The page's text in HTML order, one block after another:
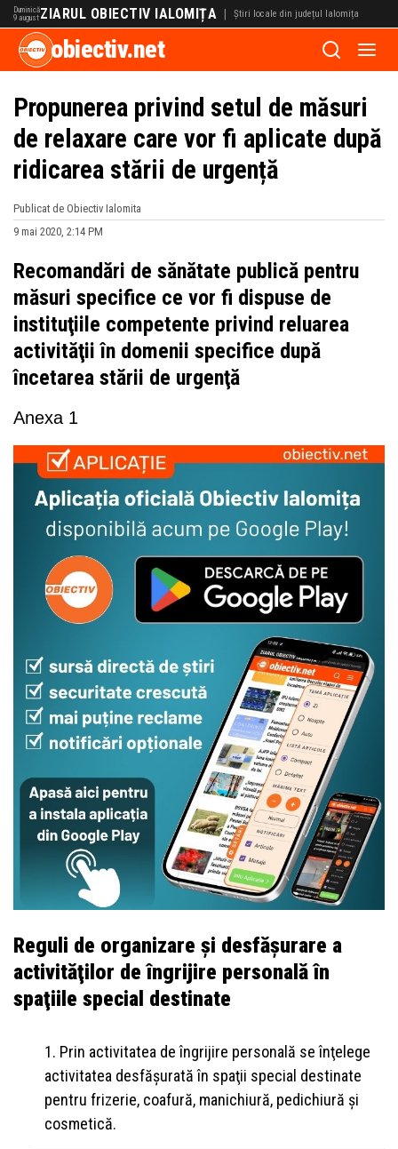
Duminică
9 august ZIARUL OBIECTIV IALOMIȚA | Știri locale din județul Ialomița
obiectiv.net
Propunerea privind setul de măsuri
de relaxare care vor fi aplicate după
ridicarea stării de urgență
Publicat de Obiectiv Ialomita
9 mai 2020, 2:14 PM
Recomandări de sănătate publică pentru
măsuri specifice ce vor fi dispuse de
instituţiile competente privind reluarea
activităţii în domenii specifice după
încetarea stării de urgenţă
Anexa 1
Reguli de organizare şi desfăşurare a
activităţilor de îngrijire personală în
spaţiile special destinate
Prin activitatea de îngrijire personală se înţelege
activitatea desfăşurată în spaţii special destinate
pentru frizerie, coafură, manichiură, pedichiură şi
cosmetică.